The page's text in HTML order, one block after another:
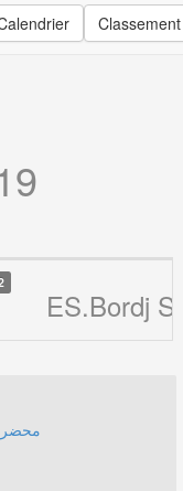
Classement
ES.Bordj
محضر